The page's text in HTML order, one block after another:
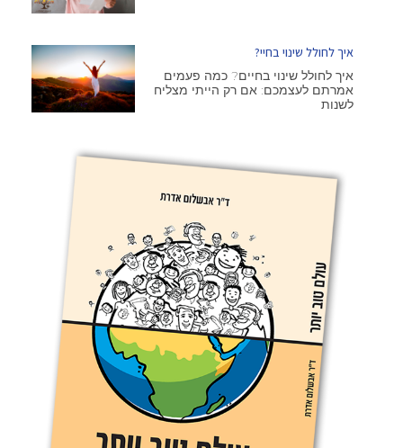
איך לחולל שינוי בחיי?
איך לחולל שינוי בחיים? כמה פעמים
אמרתם לעצמכם: אם רק הייתי מצליח
לשנות